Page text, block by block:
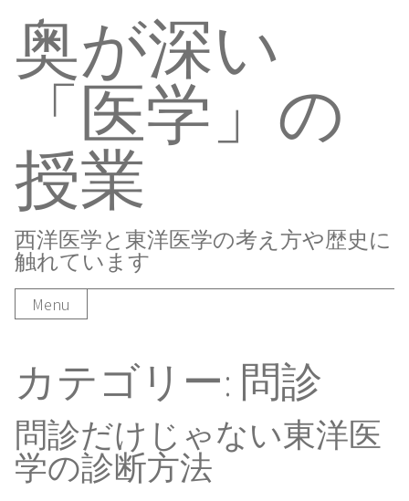
Skip
to
content
奥が深い
「医学」の
授業
西洋医学と東洋医学の考え方や歴史に
触れています
Menu
カテゴリー: 問診
問診だけじゃない東洋医
学の診断方法